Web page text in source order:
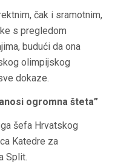
čak i sramotnim,
s pregledom
budući da ona
olimpijskog
dokaze.
ogromna šteta”
šefa Hrvatskog
Katedre za
Split.